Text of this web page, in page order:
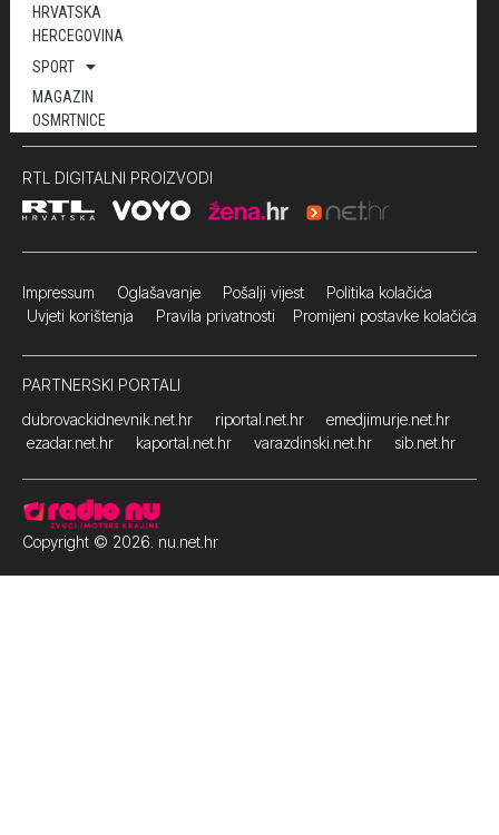
HRVATSKA
HERCEGOVINA
SPORT
MAGAZIN
OSMRTNICE
RTL DIGITALNI PROIZVODI
Impressum Oglašavanje Pošalji vijest Politika kolačića
Uvjeti korištenja Pravila privatnosti Promijeni postavke kolačića
PARTNERSKI PORTALI
dubrovackidnevnik.net.hr
riportal.net.hr
emedjimurje.net.hr
ezadar.net.hr
kaportal.net.hr varazdinski.net.hr sib.net.hr
Copyright © 2026. nu.net.hr